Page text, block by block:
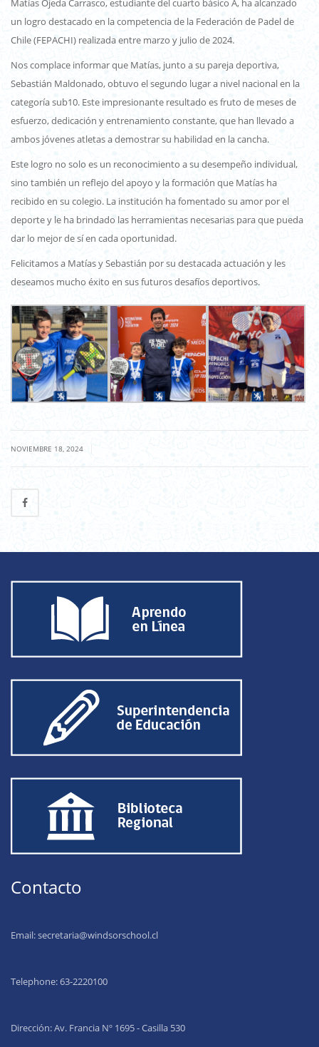
Matías Ojeda Carrasco, estudiante del cuarto básico A, ha alcanzado
un logro destacado en la competencia de la Federación de Padel de
Chile (FEPACHI) realizada entre marzo y julio de 2024.
Nos complace informar que Matías, junto a su pareja deportiva,
Sebastián Maldonado, obtuvo el segundo lugar a nivel nacional en la
categoría sub10. Este impresionante resultado es fruto de meses de
esfuerzo, dedicación y entrenamiento constante, que han llevado a
ambos jóvenes atletas a demostrar su habilidad en la cancha.
Este logro no solo es un reconocimiento a su desempeño individual,
sino también un reflejo del apoyo y la formación que Matías ha
recibido en su colegio. La institución ha fomentado su amor por el
deporte y le ha brindado las herramientas necesarias para que pueda
dar lo mejor de sí en cada oportunidad.
Felicitamos a Matías y Sebastián por su destacada actuación y les
deseamos mucho éxito en sus futuros desafíos deportivos.
NOVIEMBRE 18, 2024
Contacto
Email:secretaria@windsorschool.cl
Telephone: 63-2220100
Dirección: Av. Francia Nº 1695 - Casilla 530